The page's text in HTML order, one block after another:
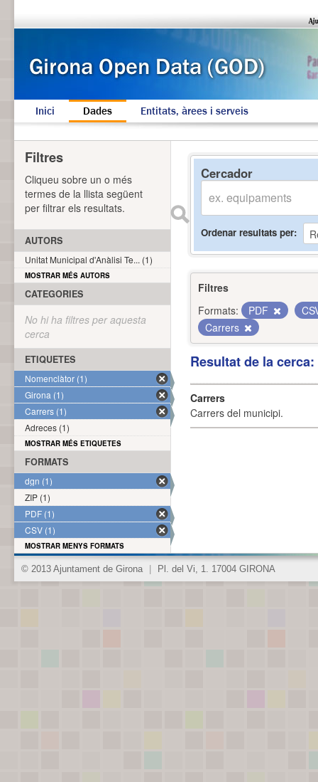
Inici Dades Entitats, àrees i serveis
Cercador
Ordenar resultats per
Filtres
Formats:
PDF
Carrers
Resultat de la
Carrers
Carrers del municipi.
Filtres
Cliqueu sobre un o més
termes de la llista següent
per filtrar els resultats.
AUTORS
Unitat Municipal d'Anàlisi Te... (1)
MOSTRAR MÉS AUTORS
CATEGORIES
No hi ha filtres per aquesta
cerca
ETIQUETES
Nomenclàtor (1)
Girona (1)
Carrers (1)
Adreces (1)
MOSTRAR MÉS ETIQUETES
FORMATS
dgn (1)
ZIP (1)
PDF (1)
CSV (1)
MOSTRAR MENYS FORMATS
© 2013 Ajuntament de Girona Pl. del Vi, 1. 17004 GIRONA